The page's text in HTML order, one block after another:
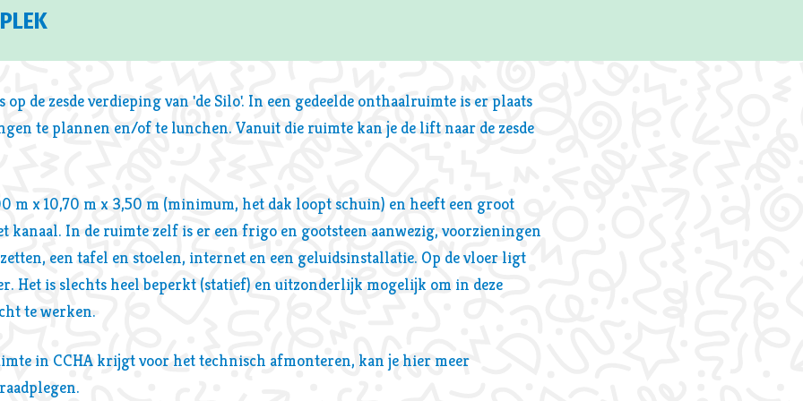
de zesde verdieping van 'de Silo'. In een gedeelde onthaalruimte is er plaats
te plannen en/of te lunchen. Vanuit die ruimte kan je de lift naar de zesde
m x 10,70 m x 3,50 m (minimum, het dak loopt schuin) en heeft een groot
kanaal. In de ruimte zelf is er een frigo en gootsteen aanwezig, voorzieningen
een tafel en stoelen, internet en een geluidsinstallatie. Op de vloer ligt
Het is slechts heel beperkt (statief) en uitzonderlijk mogelijk om in deze
te werken.
in CCHA krijgt voor het technisch afmonteren, kan je hier meer